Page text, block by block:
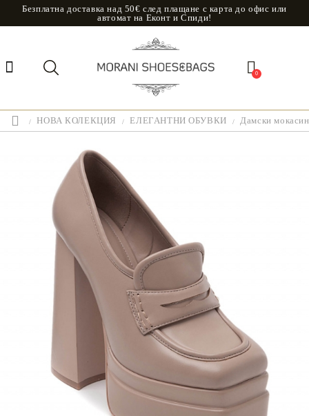
Безплатна доставка над 50€ след плащане с карта до офис или
автомат на Еконт и Спиди!
0
НОВА КОЛЕКЦИЯ ЕЛЕГАНТНИ ОБУВКИ Дамски